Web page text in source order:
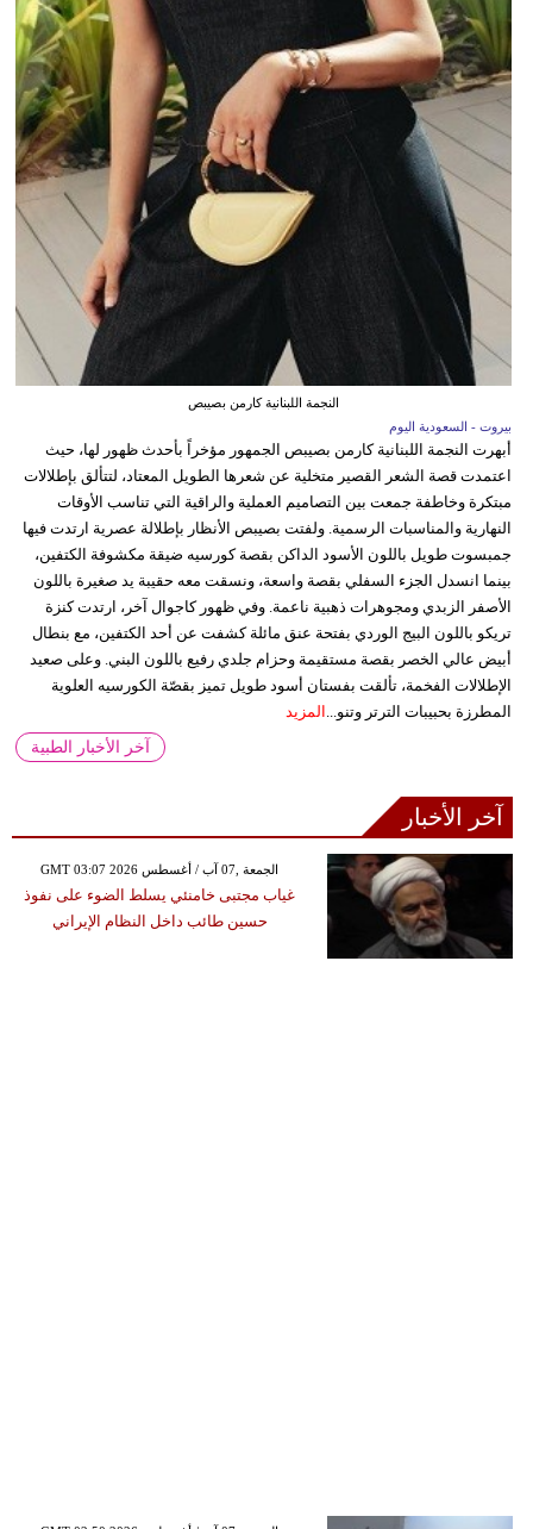
النجمة اللبنانية كارمن بصيبص
بيروت - السعودية اليوم
أبهرت النجمة اللبنانية كارمن بصيبص الجمهور مؤخراً بأحدث ظهور لها، حيث
اعتمدت قصة الشعر القصير متخلية عن شعرها الطويل المعتاد، لتتألق بإطلالات
مبتكرة وخاطفة جمعت بين التصاميم العملية والراقية التي تناسب الأوقات
النهارية والمناسبات الرسمية. ولفتت بصيبص الأنظار بإطلالة عصرية ارتدت فيها
جمبسوت طويل باللون الأسود الداكن بقصة كورسيه ضيقة مكشوفة الكتفين،
بينما انسدل الجزء السفلي بقصة واسعة، ونسقت معه حقيبة يد صغيرة باللون
الأصفر الزبدي ومجوهرات ذهبية ناعمة. وفي ظهور كاجوال آخر، ارتدت كنزة
تريكو باللون البيج الوردي بفتحة عنق مائلة كشفت عن أحد الكتفين، مع بنطال
أبيض عالي الخصر بقصة مستقيمة وحزام جلدي رفيع باللون البني. وعلى صعيد
الإطلالات الفخمة، تألقت بفستان أسود طويل تميز بقصّة الكورسيه العلوية
المطرزة بحبيبات الترتر وتنو...
المزيد
آخر الأخبار الطبية
آخر الأخبار
GMT 03:07 2026 الجمعة ,07 آب / أغسطس
غياب مجتبى خامنئي يسلط الضوء على نفوذ
حسين طائب داخل النظام الإيراني